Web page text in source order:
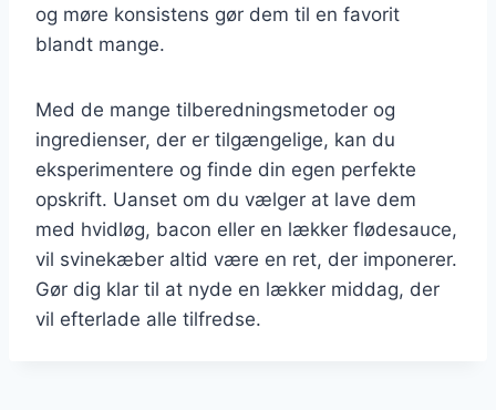
og møre konsistens gør dem til en favorit
blandt mange.
Med de mange tilberedningsmetoder og
ingredienser, der er tilgængelige, kan du
eksperimentere og finde din egen perfekte
opskrift. Uanset om du vælger at lave dem
med hvidløg, bacon eller en lækker flødesauce,
vil svinekæber altid være en ret, der imponerer.
Gør dig klar til at nyde en lækker middag, der
vil efterlade alle tilfredse.